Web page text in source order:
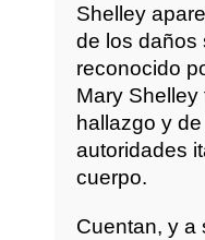
Shelley
de los daños
reconocido
Mary Shelley
hallazgo y
autoridades
cuerpo.
Cuentan, y a